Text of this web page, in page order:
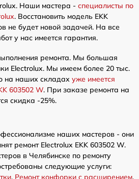
Наши мастера - специалисты по
. Восстановить модель EKK
не будет новой задачей. На все
у нас имеется гарантия.
ремонта. Мы большая
Electrolux. Мы имеем более 20 тыс.
на наших складах уже имеется
603502 W. При заказе ремонта на
скидка -25%.
наших мастеров - они
ремонт Electrolux EKK 603502 W.
в Челябинске по ремонту
следующие услуги: